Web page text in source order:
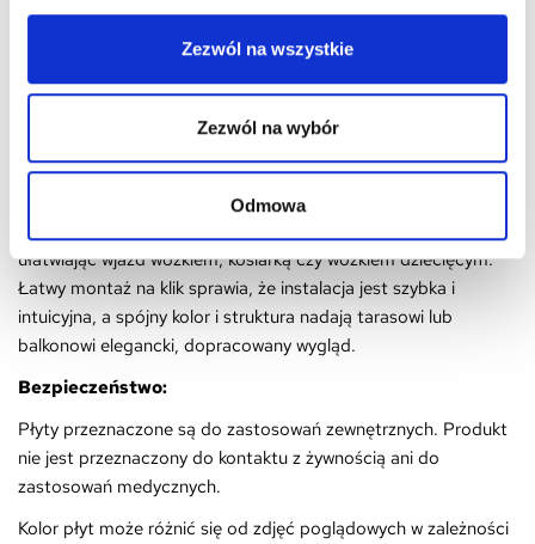
Zezwól na wszystkie
Zezwól na wybór
Odmowa
Spójny design – kolor i faktura idealnie dopasowane do
Profil najazdowy 4iQ to praktyczne i estetyczne rozwiązanie,
które zwiększa komfort użytkowania i podnosi poziom
bezpieczeństwa nawierzchni WPC. Dzięki precyzyjnemu
dopasowaniu do paneli 4iQ zapewnia płynne, bezpieczne
ułatwiając wjazd wózkiem, kosiarką czy wózkiem dziecięcym.
Łatwy montaż na klik sprawia, że instalacja jest szybka i
intuicyjna, a spójny kolor i struktura nadają tarasowi lub
balkonowi elegancki, dopracowany wygląd.
Bezpieczeństwo:
Płyty przeznaczone są do zastosowań zewnętrznych. Produkt
nie jest przeznaczony do kontaktu z żywnością ani do
zastosowań medycznych.
Kolor płyt może różnić się od zdjęć poglądowych w zależności